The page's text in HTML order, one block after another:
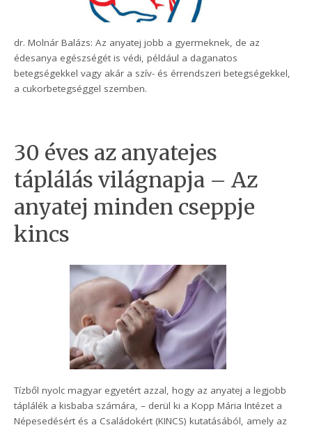
dr. Molnár Balázs: Az anyatej jobb a gyermeknek, de az
édesanya egészségét is védi, például a daganatos
betegségekkel vagy akár a szív- és érrendszeri betegségekkel,
a cukorbetegséggel szemben.
30 éves az anyatejes
táplálás világnapja – Az
anyatej minden cseppje
kincs
Tízből nyolc magyar egyetért azzal, hogy az anyatej a legjobb
táplálék a kisbaba számára, – derül ki a Kopp Mária Intézet a
Népesedésért és a Családokért (KINCS) kutatásából, amely az